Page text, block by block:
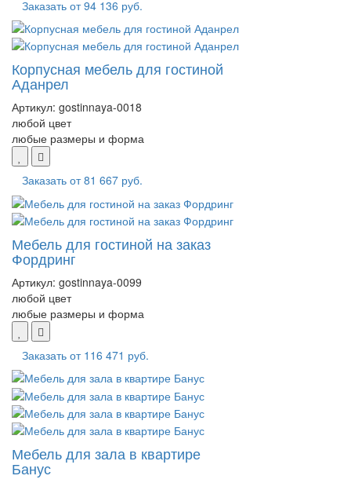
Заказать от94 136 руб.
Корпусная мебель для гостиной
Аданрел
Артикул: gostinnaya-0018
любой цвет
любые размеры и форма
Заказать от81 667 руб.
Мебель для гостиной на заказ
Фордринг
Артикул: gostinnaya-0099
любой цвет
любые размеры и форма
Заказать от 116 471 руб.
Мебель для зала в квартире
Банус